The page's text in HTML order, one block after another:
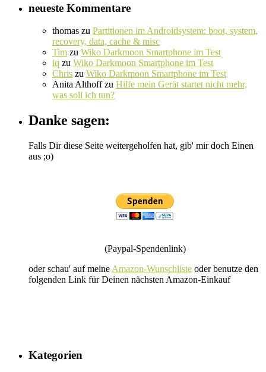
neueste Kommentare
thomas zu Partitionen im Androidsystem: boot, system,
recovery, data, cache & misc
Tim zu Wiko Darkmoon Smartphone im Test
iq zu Wiko Darkmoon Smartphone im Test
Chris zu Wiko Darkmoon Smartphone im Test
Anita Althoffzu Hilfe mein Gerät startet nicht mehr,
was soll ich tun?
Danke sagen:
Falls Dir diese Seite weitergeholfen hat, gib' mir doch Einen
aus ;o)
(Paypal-Spendenlink)
oder schau' auf meine Amazon-Wunschliste oder benutze den
folgenden Link für Deinen nächsten Amazon-Einkauf
Kategorien